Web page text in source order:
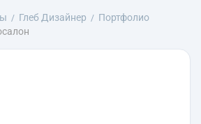
Глеб Дизайнер
Портфолио